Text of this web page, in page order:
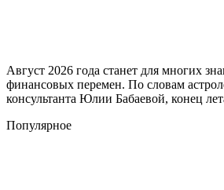
Август 2026 года станет для многих
финансовых перемен. По словам
консультанта Юлии Бабаевой, конец
Популярное